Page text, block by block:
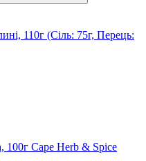
110г (Сіль: 75г, Перець: